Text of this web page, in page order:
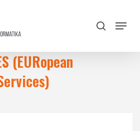
search
Menu
(EURopean
Close